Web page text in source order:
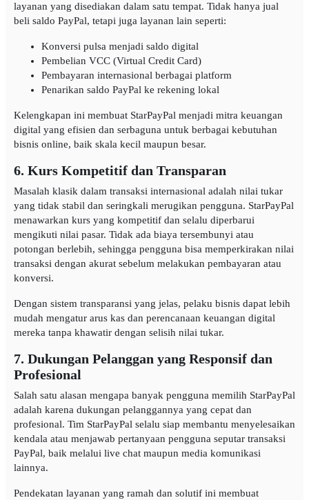
layanan yang disediakan dalam satu tempat. Tidak hanya jual
beli saldo PayPal, tetapi juga layanan lain seperti:
Konversi pulsa menjadi saldo digital
Pembelian VCC (Virtual Credit Card)
Pembayaran internasional berbagai platform
Penarikan saldo PayPal ke rekening lokal
Kelengkapan ini membuat StarPayPal menjadi mitra keuangan
digital yang efisien dan serbaguna untuk berbagai kebutuhan
bisnis online, baik skala kecil maupun besar.
6. Kurs Kompetitif dan Transparan
Masalah klasik dalam transaksi internasional adalah nilai tukar
yang tidak stabil dan seringkali merugikan pengguna. StarPayPal
menawarkan kurs yang kompetitif dan selalu diperbarui
mengikuti nilai pasar. Tidak ada biaya tersembunyi atau
potongan berlebih, sehingga pengguna bisa memperkirakan nilai
transaksi dengan akurat sebelum melakukan pembayaran atau
konversi.
Dengan sistem transparansi yang jelas, pelaku bisnis dapat lebih
mudah mengatur arus kas dan perencanaan keuangan digital
mereka tanpa khawatir dengan selisih nilai tukar.
7. Dukungan Pelanggan yang Responsif dan
Profesional
Salah satu alasan mengapa banyak pengguna memilih StarPayPal
adalah karena dukungan pelanggannya yang cepat dan
profesional. Tim StarPayPal selalu siap membantu menyelesaikan
kendala atau menjawab pertanyaan pengguna seputar transaksi
PayPal, baik melalui live chat maupun media komunikasi
lainnya.
Pendekatan layanan yang ramah dan solutif ini membuat